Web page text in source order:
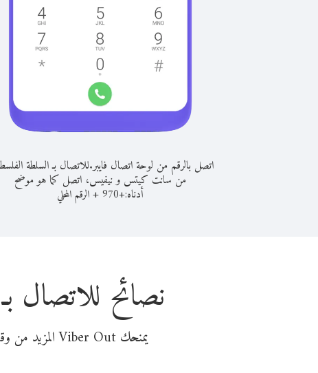
اتصل بالرقم من لوحة اتصال فايبر.للاتصال بـ السلطة
من سانت كيتس و نيفيس، اتصل كما هو موضح
أدناه:+
970
+الرقم المحلي
نصائح
يمنحك Viber Out المزيد من وقت المكالمة مقابل تكلفة أقل من المال. اختر من أحد خيارات الاتصال المرنة ذات السعر المنخفض: